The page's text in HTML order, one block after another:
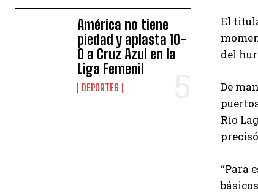
América no tiene
piedad y aplasta 10-
0 a Cruz Azul en la
Liga Femenil
DEPORTES
El
del
De
Río
“Para